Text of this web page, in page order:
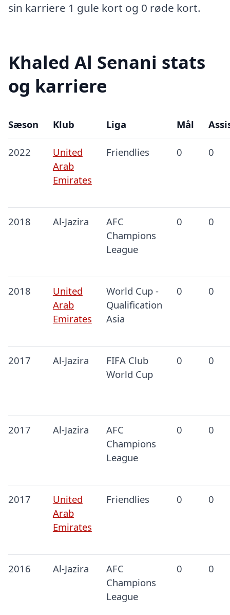
sin karriere 1 gule kort og 0 røde kort.
Khaled Al Senani stats
og karriere
Sæson Klub Liga Mål
2022
United
Arab
Emirates
Friendlies 0 0
2018 Al-Jazira
AFC
Champions
League
0 0
2018
United
Arab
Emirates
World Cup -
Qualification
Asia
0 0
2017 Al-Jazira
FIFA Club
World Cup
0 0
2017 Al-Jazira
AFC
Champions
League
0 0
2017
United
Arab
Emirates
Friendlies 0 0
2016 Al-Jazira
AFC
Champions
League
0 0